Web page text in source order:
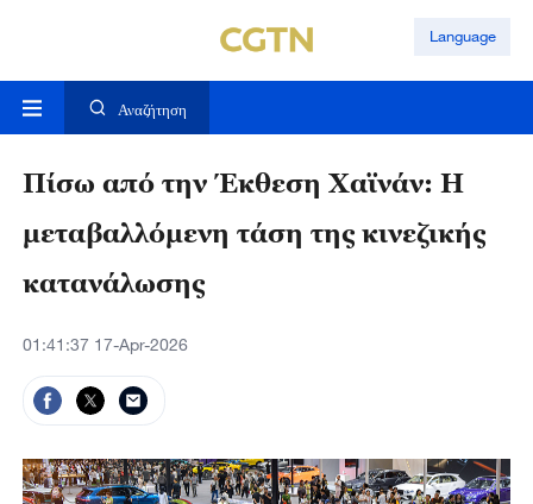
Language
Αναζήτηση
Πίσω από την Έκθεση Χαϊνάν: Η
μεταβαλλόμενη τάση της κινεζικής
κατανάλωσης
01:41:37 17-Apr-2026